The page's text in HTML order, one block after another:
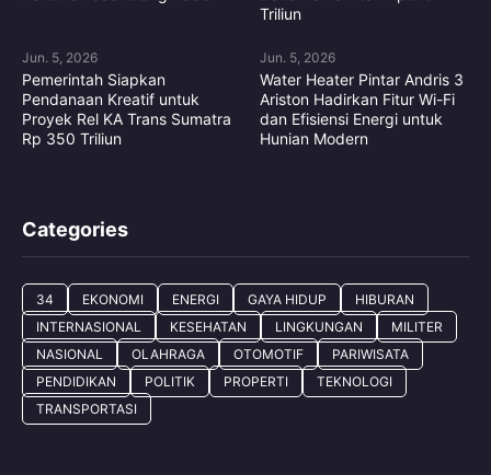
Triliun
Jun. 5, 2026
Pemerintah Siapkan
Pendanaan Kreatif untuk
Proyek Rel KA Trans Sumatra
Rp 350 Triliun
Jun. 5, 2026
Water Heater Pintar Andris 3
Ariston Hadirkan Fitur Wi-Fi
dan Efisiensi Energi untuk
Hunian Modern
Categories
34 EKONOMI ENERGI GAYA HIDUP
HIBURAN
INTERNASIONAL
KESEHATAN LINGKUNGAN
MILITER
NASIONAL
OLAHRAGA OTOMOTIF
PARIWISATA
PENDIDIKAN
POLITIK PROPERTI
TEKNOLOGI
TRANSPORTASI